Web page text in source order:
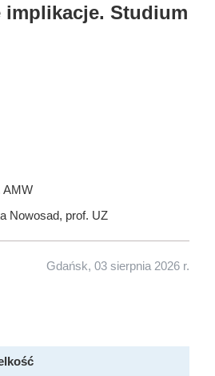
Studium
AMW
Nowosad, prof. UZ
Gdańsk, 03 sierpnia 2026 r.